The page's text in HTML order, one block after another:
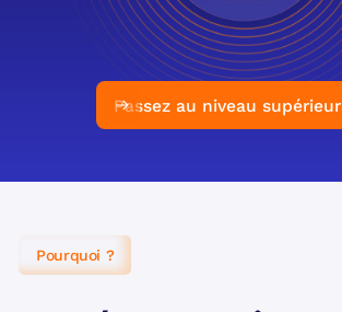
Passez au niveau supérieur
Pourquoi ?